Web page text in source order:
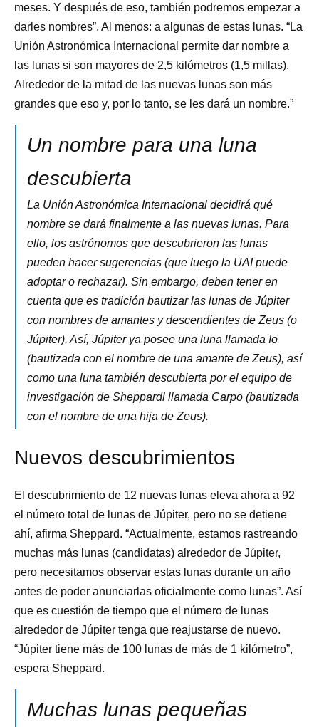
meses. Y después de eso, también podremos empezar a
darles nombres”. Al menos: a algunas de estas lunas. “La
Unión Astronómica Internacional permite dar nombre a
las lunas si son mayores de 2,5 kilómetros (1,5 millas).
Alrededor de la mitad de las nuevas lunas son más
grandes que eso y, por lo tanto, se les dará un nombre.”
Un nombre para una luna
descubierta
La Unión Astronómica Internacional decidirá qué
nombre se dará finalmente a las nuevas lunas. Para
ello, los astrónomos que descubrieron las lunas
pueden hacer sugerencias (que luego la UAI puede
adoptar o rechazar). Sin embargo, deben tener en
cuenta que es tradición bautizar las lunas de Júpiter
con nombres de amantes y descendientes de Zeus (o
Júpiter). Así, Júpiter ya posee una luna llamada Io
(bautizada con el nombre de una amante de Zeus), así
como una luna también descubierta por el equipo de
investigación de Sheppardl llamada Carpo (bautizada
con el nombre de una hija de Zeus).
Nuevos descubrimientos
El descubrimiento de 12 nuevas lunas eleva ahora a 92
el número total de lunas de Júpiter, pero no se detiene
ahí, afirma Sheppard. “Actualmente, estamos rastreando
muchas más lunas (candidatas) alrededor de Júpiter,
pero necesitamos observar estas lunas durante un año
antes de poder anunciarlas oficialmente como lunas”. Así
que es cuestión de tiempo que el número de lunas
alrededor de Júpiter tenga que reajustarse de nuevo.
“Júpiter tiene más de 100 lunas de más de 1 kilómetro”,
espera Sheppard.
Muchas lunas pequeñas